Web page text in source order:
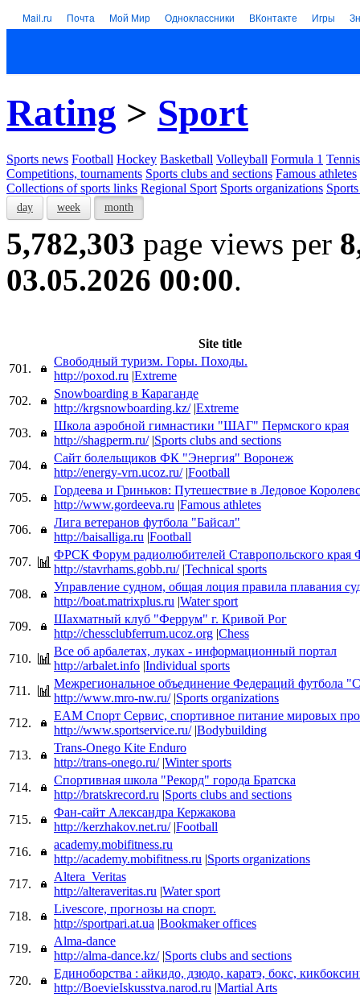
Mail.ru Почта Мой Мир Одноклассники ВКонтакте Игры
Rating > Sport
Sports news Football Hockey Basketball Volleyball Formula 1 Tennis
Competitions, tournaments Sports clubs and sections Famous athletes
Collections of sports links Regional Sport Sports organizations
day week month
5,782,303 page views per
03.05.2026 00:00.
Site title
701.
Свободный туризм. Горы. Походы.
http://poxod.ru |Extreme
702.
Snowboarding в Караганде
http://krgsnowboarding.kz/ |Extreme
703.
Школа аэробной гимнастики "ШАГ" Пермского края
http://shagperm.ru/ |Sports clubs and sections
704.
Сайт болельщиков ФК "Энергия" Воронеж
http://energy-vrn.ucoz.ru/ |Football
705.
Гордеева и Гриньков: Путешествие в Ледовое
http://www.gordeeva.ru |Famous athletes
706.
Лига ветеранов футбола "Байсал"
http://baisalliga.ru |Football
707.
ФРСК Форум радиолюбителей Ставропольского
http://stavrhams.gobb.ru/ |Technical sports
708.
Управление судном, общая лоция правила плавания
http://boat.matrixplus.ru |Water sport
709.
Шахматный клуб "Феррум" г. Кривой Рог
http://chessclubferrum.ucoz.org |Chess
710.
Все об арбалетах, луках - информационный портал
http://arbalet.info |Individual sports
711.
Межрегиональное объединение Федераций футбола
http://www.mro-nw.ru/ |Sports organizations
712.
ЕАМ Спорт Сервис, спортивное питание мировых
http://www.sportservice.ru/ |Bodybuilding
713.
Trans-Onego Kite Enduro
http://trans-onego.ru/ |Winter sports
714.
Спортивная школа "Рекорд" города Братска
http://bratskrecord.ru |Sports clubs and sections
715.
Фан-сайт Александра Кержакова
http://kerzhakov.net.ru/ |Football
716.
academy.mobifitness.ru
http://academy.mobifitness.ru |Sports organizations
717.
Altera_Veritas
http://alteraveritas.ru |Water sport
718.
Livescore, прогнозы на спорт.
http://sportpari.at.ua |Bookmaker offices
719.
Alma-dance
http://alma-dance.kz/ |Sports clubs and sections
720.
Единоборства : айкидо, дзюдо, каратэ, бокс,
http://BoevieIskusstva.narod.ru |Martial Arts